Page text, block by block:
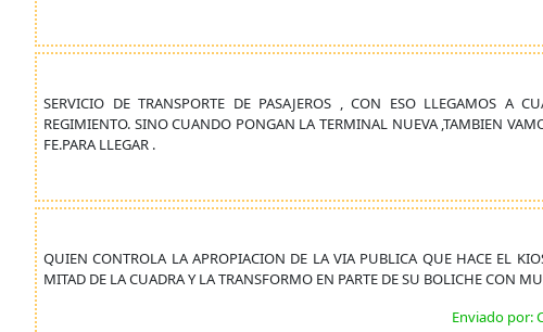
SERVICIO DE TRANSPORTE DE PASAJEROS , CON ESO LLEGAMOS A
REGIMIENTO. SINO CUANDO PONGAN LA TERMINAL NUEVA ,TAMBIEN
FE.PARA LLEGAR .
QUIEN CONTROLA LA APROPIACION DE LA VIA PUBLICA QUE HACE EL
MITAD DE LA CUADRA Y LA TRANSFORMO EN PARTE DE SU BOLICHE CON
Enviado por: